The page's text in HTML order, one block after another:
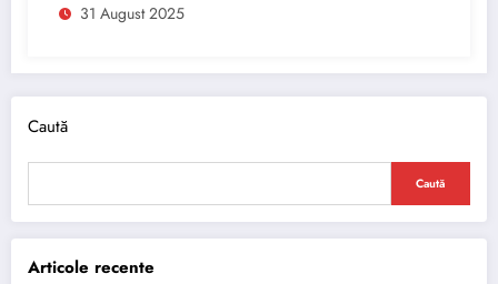
31 August 2025
Caută
Caută
Articole recente